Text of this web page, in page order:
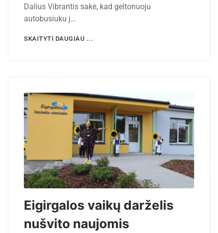
Dalius Vibrantis sakė, kad geltonuoju
autobusiuku į…
SKAITYTI DAUGIAU ...
Eigirgalos vaikų darželis
nušvito naujomis